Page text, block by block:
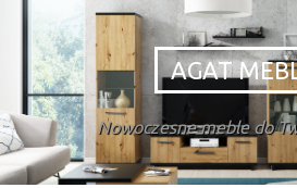
AGAT
Nowoczesne meble do